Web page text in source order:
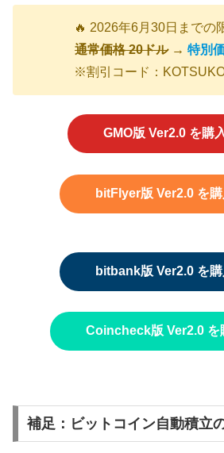
🔥 2026年6月30日までの
通常価格 20ドル→ 特別
※割引コード：
GMO版 Ver2.0 を購
bitFlyer版 Ver2.0 を
bitbank版 Ver2.0 を
Coincheck版 Ver2.0 を
補足：ビットコイン自動積立